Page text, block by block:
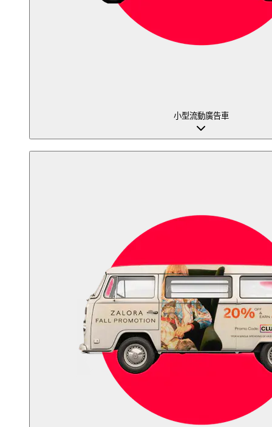
小型流動廣告車